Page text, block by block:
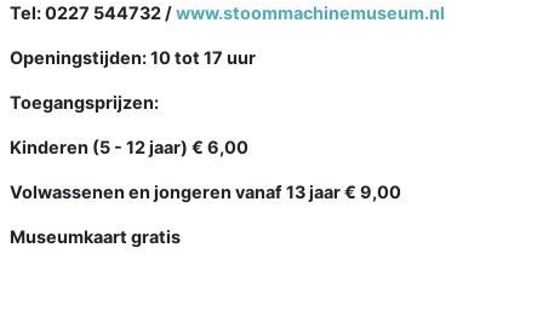
Tel: 0227 544732 /www.stoommachinemuseum.nl
Openingstijden: 10 tot 17 uur
Toegangsprijzen:
Kinderen (5 - 12 jaar) € 6,00
Volwassenen en jongeren vanaf 13 jaar € 9,00
Museumkaart gratis